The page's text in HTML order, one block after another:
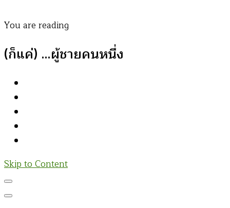
You are reading
(ก็แค่) …ผู้ชายคนหนึ่ง
Skip to Content